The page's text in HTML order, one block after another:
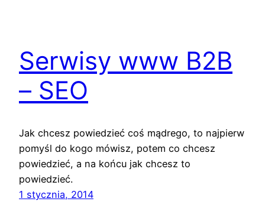
Serwisy www B2B
– SEO
Jak chcesz powiedzieć coś mądrego, to najpierw
pomyśl do kogo mówisz, potem co chcesz
powiedzieć, a na końcu jak chcesz to
powiedzieć.
1 stycznia, 2014